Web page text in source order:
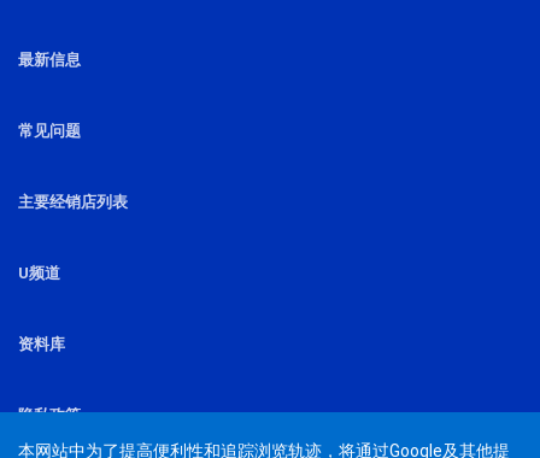
最新信息
常见问题
主要经销店列表
U频道
资料库
隐私政策
本网站中为了提高便利性和追踪浏览轨迹，将通过Google及其他提